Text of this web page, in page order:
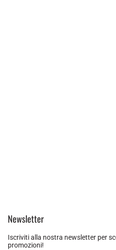
Newsletter
Iscriviti alla nostra newsletter per
promozioni!